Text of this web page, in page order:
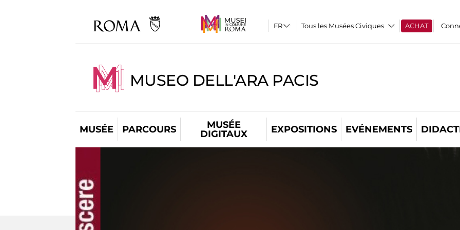
Tous les Musées Civiques ACHAT
MUSEO DELL'ARA PACIS
MUSÉE PARCOURS
MUSÉE
DIGITAUX
EXPOSITIONS EVÉNEMENTS